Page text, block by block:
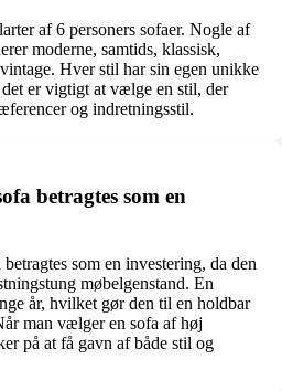
af 6 personers sofaer. Nogle af
moderne, samtids, klassisk,
Hver stil har sin egen unikke
er vigtigt at vælge en stil, der
og indretningsstil.
betragtes som en
som en investering, da den
møbelgenstand. En
år, hvilket gør den til en holdbar
man vælger en sofa af høj
på at få gavn af både stil og